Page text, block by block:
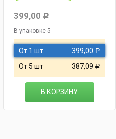
399,00 Р
В упаковке 5
От 1 шт 399,00 Р
От 5 шт 387,09 Р
В КОРЗИНУ